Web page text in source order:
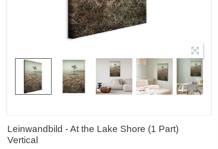
Leinwandbild - At the Lake Shore (1 Part)
Vertical